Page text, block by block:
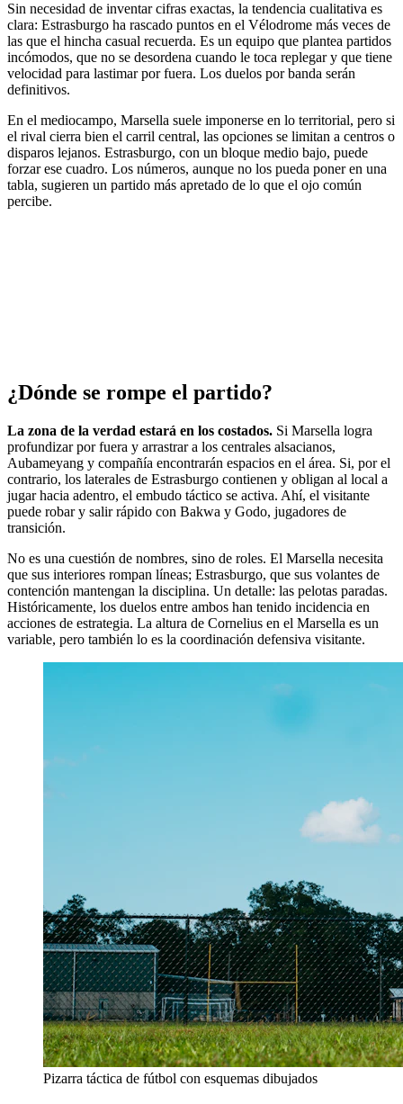
Sin necesidad de inventar cifras exactas, la tendencia cualitativa es
clara: Estrasburgo ha rascado puntos en el Vélodrome más veces de
las que el hincha casual recuerda. Es un equipo que plantea partidos
incómodos, que no se desordena cuando le toca replegar y que tiene
velocidad para lastimar por fuera. Los duelos por banda serán
definitivos.
En el mediocampo, Marsella suele imponerse en lo territorial, pero si
el rival cierra bien el carril central, las opciones se limitan a centros o
disparos lejanos. Estrasburgo, con un bloque medio bajo, puede
forzar ese cuadro. Los números, aunque no los pueda poner en una
tabla, sugieren un partido más apretado de lo que el ojo común
percibe.
¿Dónde se rompe el partido?
La zona de la verdad estará en los costados. Si Marsella logra
profundizar por fuera y arrastrar a los centrales alsacianos,
Aubameyang y compañía encontrarán espacios en el área. Si, por el
contrario, los laterales de Estrasburgo contienen y obligan al local a
jugar hacia adentro, el embudo táctico se activa. Ahí, el visitante
puede robar y salir rápido con Bakwa y Godo, jugadores de
transición.
No es una cuestión de nombres, sino de roles. El Marsella necesita
que sus interiores rompan líneas; Estrasburgo, que sus volantes de
contención mantengan la disciplina. Un detalle: las pelotas paradas.
Históricamente, los duelos entre ambos han tenido incidencia en
acciones de estrategia. La altura de Cornelius en el Marsella es un
variable, pero también lo es la coordinación defensiva visitante.
Pizarra táctica de fútbol con esquemas dibujados